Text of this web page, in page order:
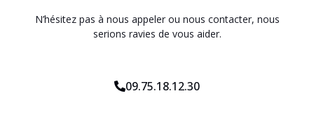
N’hésitez pas à nous appeler ou nous contacter, nous
serions ravies de vous aider.
09.75.18.12.30